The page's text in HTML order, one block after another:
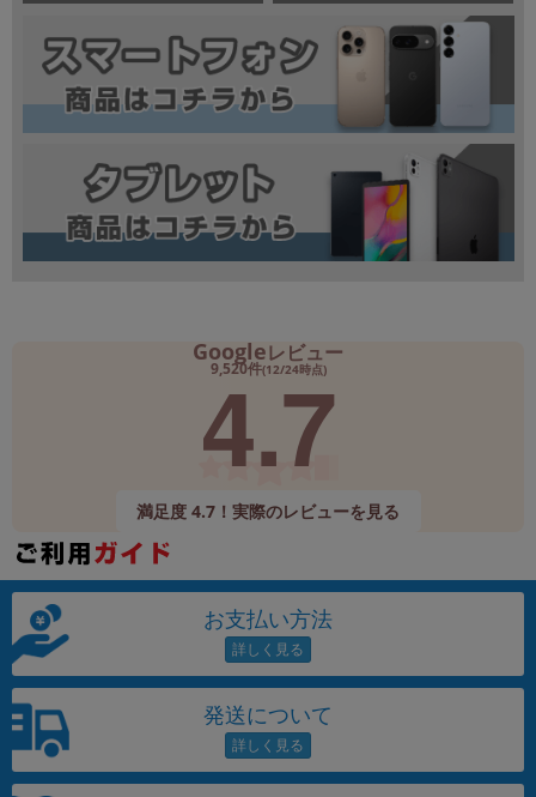
Googleレビュー
9,520件(12/24時点)
4.7
満足度 4.7！実際のレビューを見る
お支払い方法
発送について